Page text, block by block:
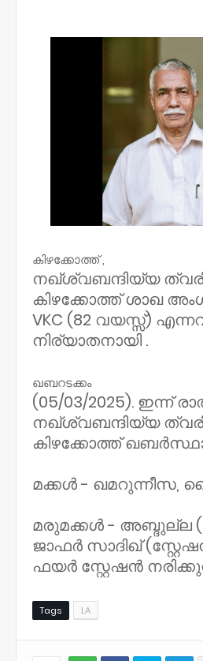
കിഴക്കോത്ത് ,
നഖ്ശ്വബന്ദിയ്യ
കിഴക്കോത്ത് ശാഖ
VKC (82 വയസ്സ്)
നിര്യാതനായി .
ഖബറടക്കം
(05/03/2025). ഇന്ന്
നഖ്ശ്വബന്ദിയ്യ
കിഴക്കോത്ത്
മക്കൾ - ഖമറുന്നീസ,
മരുമക്കൾ - അബ്ദുല്ല
ജാഫർ സാദിഖ്
ഫയർ സ്റ്റേഷൻ
Tags LA